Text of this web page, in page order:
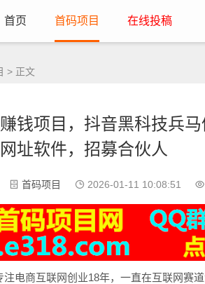
首页 首码项目 在线投稿
> 正文
钱项目，抖音黑科技兵
址软件，招募合伙人
首码项目 2026-01-11 10:08:51
注电商互联网创业18年，一直在互联网赛